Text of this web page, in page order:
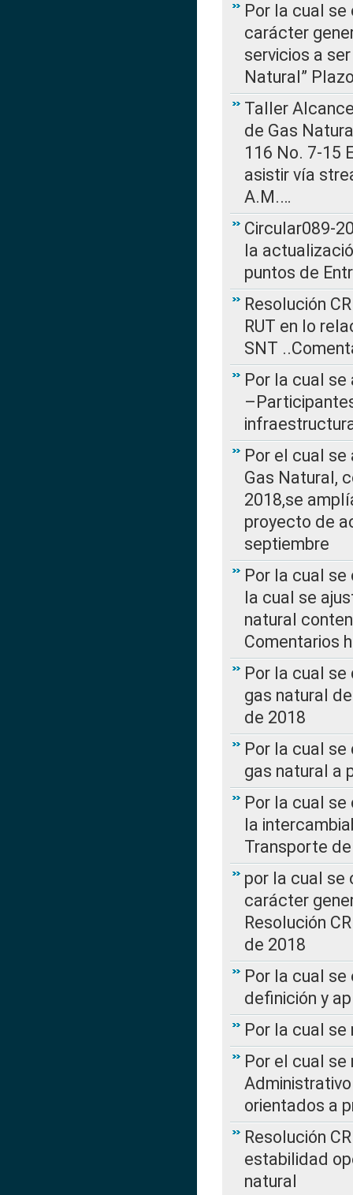
Por la cual
carácter
servicios a
Natural”
Taller
de Gas
116 No. 7-15
asistir vía
A.M.…
Circular089-
la
puntos de
Resolución
RUT en lo
SNT
Por la cual se
Por el cual
Gas Natural,
2018,se
proyecto de
septiembre
Por la cual se
la cual se
natural
Comentarios
Por la cual
gas natural
de 2018
Por la cual
gas natural a
Por la cual
la
Transporte
por la cual se
carácter
Resolución
de 2018
Por la cual
definición y
Por la cual
Por el cual
orientados a
Resolución
estabilidad
natural